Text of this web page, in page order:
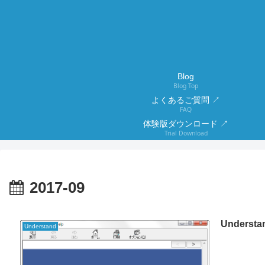
Blog
Blog Top
よくあるご質問 ↗
FAQ
体験版ダウンロード ↗
Trial Download
2017-09
Understand